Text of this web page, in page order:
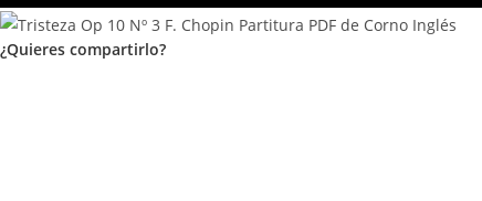
¿Quieres compartirlo?